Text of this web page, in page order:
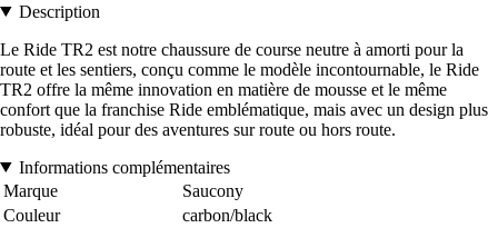
Description
Le Ride TR2 est notre chaussure de course neutre à amorti pour la
route et les sentiers, conçu comme le modèle incontournable, le Ride
TR2 offre la même innovation en matière de mousse et le même
confort que la franchise Ride emblématique, mais avec un design plus
robuste, idéal pour des aventures sur route ou hors route.
Informations complémentaires
Marque
Saucony
Couleur
carbon/black